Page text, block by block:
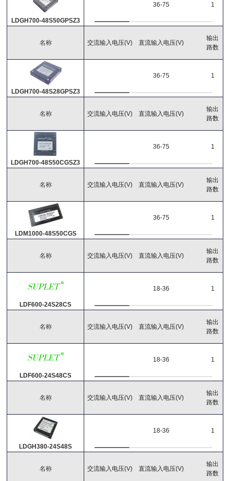
工作温度
-40℃~85℃
-40℃~100℃
重置搜索
LDGH700-48S50GPSZ3
36-75 1
名称
LDGH700-48S28GPSZ3
交流输入电压(V) 直流输入电压(V)
36-75
输出
路数
1
名称
LDGH700-48S50CGSZ3
交流输入电压(V) 直流输入电压(V)
36-75
输出
路数
1
名称
LDM1000-48S50CGS
交流输入电压(V) 直流输入电压(V)
36-75
输出
路数
1
名称
LDF600-24S28CS
交流输入电压(V) 直流输入电压(V)
18-36
输出
路数
1
名称
LDF600-24S48CS
交流输入电压(V) 直流输入电压(V)
18-36
输出
路数
1
名称
LDGH380-24S48S
交流输入电压(V) 直流输入电压(V)
18-36
输出
路数
1
名称 交流输入电压(V) 直流输入电压(V)
输出
路数